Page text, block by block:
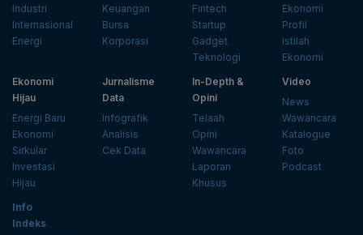
Industri
Internasional
Energi
Keuangan
Bursa
Korporasi
Fintech
Startup
Gadget
Teknologi
Ekonomi
Profil
Istilah
Ekonomi
Ekonomi
Hijau
Energi Baru
Ekonomi
Sirkular
Investasi
Hijau
Jurnalisme
Data
Infografik
Analisis
Cek Data
In-Depth &
Opini
Telaah
Opini
Wawancara
Laporan
Khusus
Video
News
Wawancara
Katalogue
Foto
Podcast
Info
Indeks